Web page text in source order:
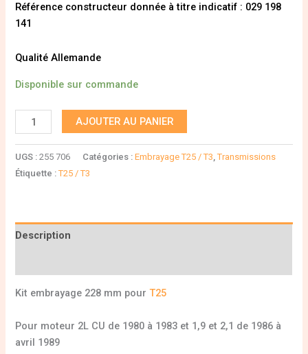
Référence constructeur donnée à titre indicatif : 029 198
141
Qualité Allemande
Disponible sur commande
AJOUTER AU PANIER
UGS :255 706 Catégories :Embrayage T25 / T3,Transmissions
Étiquette :T25 / T3
Description
Kit embrayage 228 mm pourT25
Pour moteur 2L CU de 1980 à 1983 et 1,9 et 2,1 de 1986 à
avril 1989